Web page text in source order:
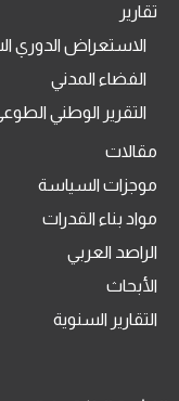
تقارير
الاستعراض الدوري
الفضاء المدني
التقرير الوطني
مقالات
موجزات السياسة
مواد بناء القدرات
الراصد العربي
الأبحاث
التقارير السنوية